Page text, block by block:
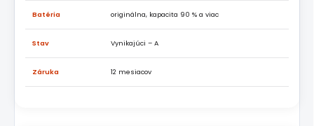
Batéria originálna, kapacita 90 % a viac
Stav Vynikajúci – A
Záruka 12 mesiacov